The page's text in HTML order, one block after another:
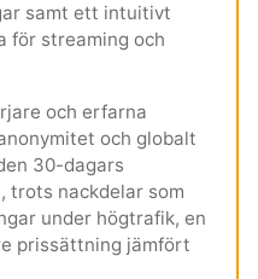
samt ett intuitivt
för streaming och
och erfarna
och globalt
30-dagars
trots nackdelar som
under högtrafik, en
prissättning jämfört